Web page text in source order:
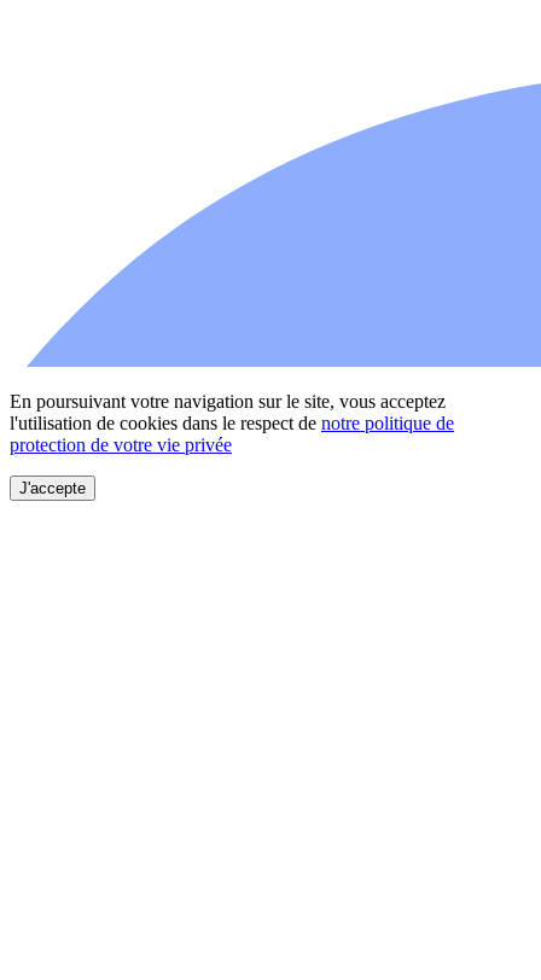
En poursuivant votre navigation sur le site, vous acceptez
l'utilisation de cookies dans le respect de notre politique de
protection de votre vie privée
J'accepte